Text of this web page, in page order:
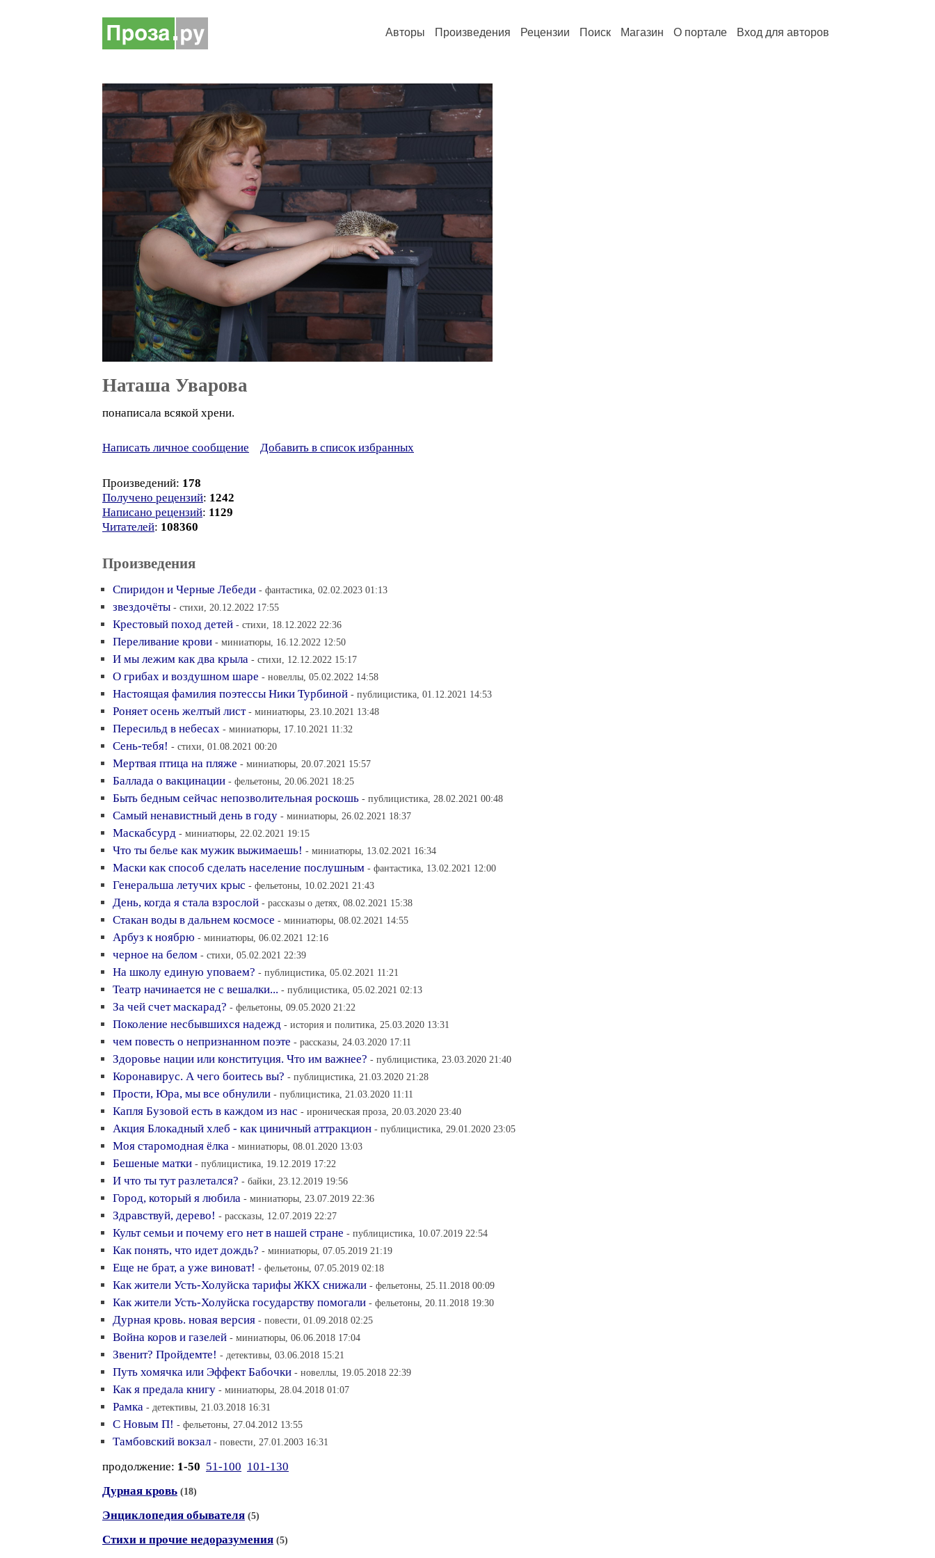
Авторы Произведения Рецензии Поиск Магазин О портале Вход для авторов
Наташа Уварова
понаписала всякой хрени.
Написать личное сообщение Добавить в список избранных
Произведений: 178
Получено рецензий: 1242
Написано рецензий: 1129
Читателей: 108360
Произведения
Спиридон и Черные Лебеди - фантастика, 02.02.2023 01:13
звездочёты - стихи, 20.12.2022 17:55
Крестовый поход детей - стихи, 18.12.2022 22:36
Переливание крови - миниатюры, 16.12.2022 12:50
И мы лежим как два крыла - стихи, 12.12.2022 15:17
О грибах и воздушном шаре - новеллы, 05.02.2022 14:58
Настоящая фамилия поэтессы Ники Турбиной - публицистика, 01.12.2021 14:53
Роняет осень желтый лист - миниатюры, 23.10.2021 13:48
Пересильд в небесах - миниатюры, 17.10.2021 11:32
Сень-тебя! - стихи, 01.08.2021 00:20
Мертвая птица на пляже - миниатюры, 20.07.2021 15:57
Баллада о вакцинации - фельетоны, 20.06.2021 18:25
Быть бедным сейчас непозволительная роскошь - публицистика, 28.02.2021 00:48
Самый ненавистный день в году - миниатюры, 26.02.2021 18:37
Маскабсурд - миниатюры, 22.02.2021 19:15
Что ты белье как мужик выжимаешь! - миниатюры, 13.02.2021 16:34
Маски как способ сделать население послушным - фантастика, 13.02.2021 12:00
Генеральша летучих крыс - фельетоны, 10.02.2021 21:43
День, когда я стала взрослой - рассказы о детях, 08.02.2021 15:38
Стакан воды в дальнем космосе - миниатюры, 08.02.2021 14:55
Арбуз к ноябрю - миниатюры, 06.02.2021 12:16
черное на белом - стихи, 05.02.2021 22:39
На школу единую уповаем? - публицистика, 05.02.2021 11:21
Театр начинается не с вешалки... - публицистика, 05.02.2021 02:13
За чей счет маскарад? - фельетоны, 09.05.2020 21:22
Поколение несбывшихся надежд - история и политика, 25.03.2020 13:31
чем повесть о непризнанном поэте - рассказы, 24.03.2020 17:11
Здоровье нации или конституция. Что им важнее? - публицистика, 23.03.2020 21:40
Коронавирус. А чего боитесь вы? - публицистика, 21.03.2020 21:28
Прости, Юра, мы все обнулили - публицистика, 21.03.2020 11:11
Капля Бузовой есть в каждом из нас - ироническая проза, 20.03.2020 23:40
Акция Блокадный хлеб - как циничный аттракцион - публицистика, 29.01.2020 23:05
Моя старомодная ёлка - миниатюры, 08.01.2020 13:03
Бешеные матки - публицистика, 19.12.2019 17:22
И что ты тут разлетался? - байки, 23.12.2019 19:56
Город, который я любила - миниатюры, 23.07.2019 22:36
Здравствуй, дерево! - рассказы, 12.07.2019 22:27
Культ семьи и почему его нет в нашей стране - публицистика, 10.07.2019 22:54
Как понять, что идет дождь? - миниатюры, 07.05.2019 21:19
Еще не брат, а уже виноват! - фельетоны, 07.05.2019 02:18
Как жители Усть-Холуйска тарифы ЖКХ снижали - фельетоны, 25.11.2018 00:09
Как жители Усть-Холуйска государству помогали - фельетоны, 20.11.2018 19:30
Дурная кровь. новая версия - повести, 01.09.2018 02:25
Война коров и газелей - миниатюры, 06.06.2018 17:04
Звенит? Пройдемте! - детективы, 03.06.2018 15:21
Путь хомячка или Эффект Бабочки - новеллы, 19.05.2018 22:39
Как я предала книгу - миниатюры, 28.04.2018 01:07
Рамка - детективы, 21.03.2018 16:31
С Новым П! - фельетоны, 27.04.2012 13:55
Тамбовский вокзал - повести, 27.01.2003 16:31
продолжение: 1-50 51-100 101-130
Дурная кровь (18)
Энциклопедия обывателя (5)
Стихи и прочие недоразумения (5)